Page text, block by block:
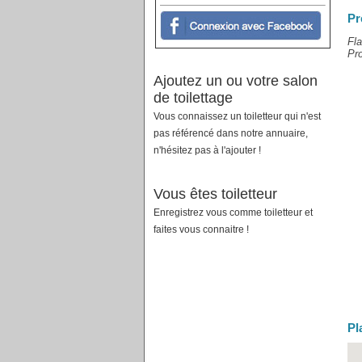
Ajoutez un ou votre salon
de toilettage
Vous connaissez un toiletteur qui n'est
pas référencé dans notre annuaire,
n'hésitez pas à l'ajouter !
Vous êtes toiletteur
Enregistrez vous comme toiletteur et
faites vous connaitre !